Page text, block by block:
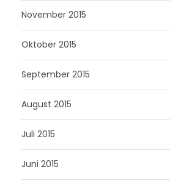
November 2015
Oktober 2015
September 2015
August 2015
Juli 2015
Juni 2015